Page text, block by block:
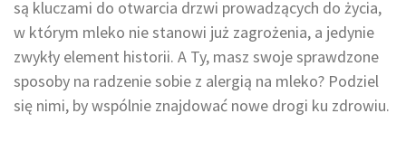
są kluczami do otwarcia drzwi prowadzących do życia,
w którym mleko nie stanowi już zagrożenia, a jedynie
zwykły element historii. A Ty, masz swoje sprawdzone
sposoby na radzenie sobie z alergią na mleko? Podziel
się nimi, by wspólnie znajdować nowe drogi ku zdrowiu.